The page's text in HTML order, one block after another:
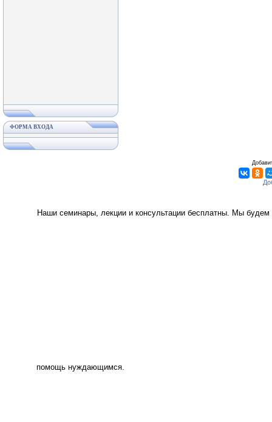
ФОРМА ВХОДА
Наши семинары, лекции и консультации бесплатны. Мы
помощь нуждающимся.